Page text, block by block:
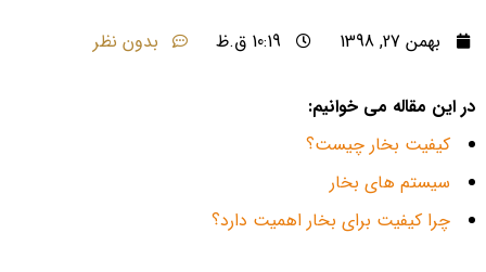
بهمن 27, 1398 10:19 ق.ظ بدون نظر
در این مقاله می خوانیم:
کیفیت بخار چیست؟
سیستم های بخار
چرا کیفیت برای بخار اهمیت دارد؟